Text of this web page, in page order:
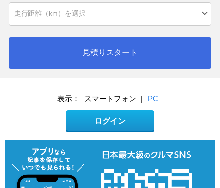
見積りスタート
表示： スマートフォン | PC
ログイン